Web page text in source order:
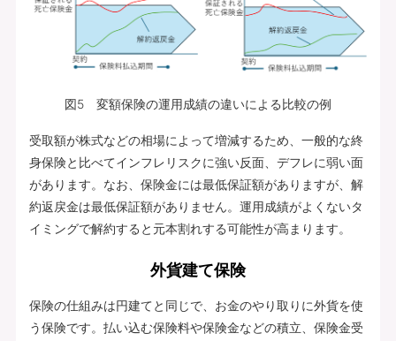
図5 変額保険の運用成績の違いによる比較の例
受取額が株式などの相場によって増減するため、一般的な終
身保険と比べてインフレリスクに強い反面、デフレに弱い面
があります。なお、保険金には最低保証額がありますが、解
約返戻金は最低保証額がありません。運用成績がよくないタ
イミングで解約すると元本割れする可能性が高まります。
外貨建て保険
保険の仕組みは円建てと同じで、お金のやり取りに外貨を使
う保険です。払い込む保険料や保険金などの積立、保険金受